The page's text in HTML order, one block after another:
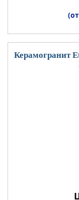
Керамогранит